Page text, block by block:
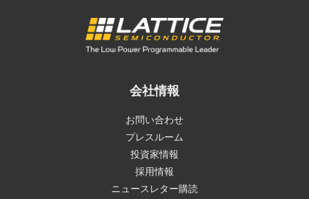
会社情報
お問い合わせ
プレスルーム
投資家情報
採用情報
ニュースレター購読